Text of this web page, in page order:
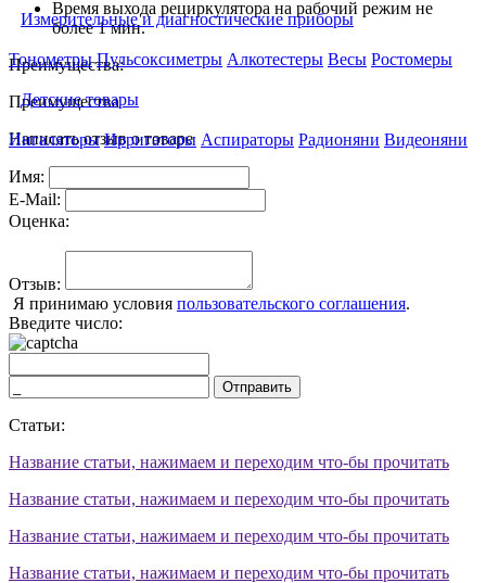
Измерительные и диагностические приборы
Тонометры Пульсоксиметры Алкотестеры Весы Ростомеры
Детские товары
Ингаляторы Ирригаторы Аспираторы Радионяни Видеоняни
Время выхода рециркулятора на рабочий режим не
более 1 мин.
Преимущества:
Преимущества
Написать отзыв о товаре
Имя:
E-Mail:
Оценка:
Отзыв:
Я принимаю условия пользовательского соглашения.
Введите число:
Отправить
Статьи:
Название статьи, нажимаем и переходим что-бы прочитать
Название статьи, нажимаем и переходим что-бы прочитать
Название статьи, нажимаем и переходим что-бы прочитать
Название статьи, нажимаем и переходим что-бы прочитать